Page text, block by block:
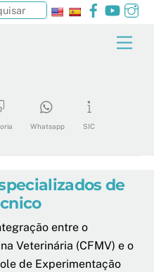
Facebook
Whatsapp SIC
Pesquisar
de
entre o
Veterinária (CFMV) e o
de Experimentação